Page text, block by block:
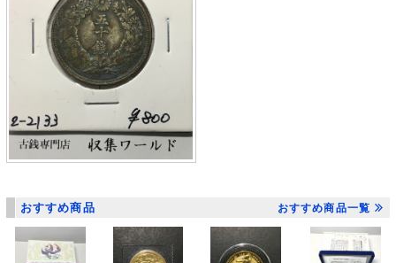
おすすめ商品 おすすめ商品一覧